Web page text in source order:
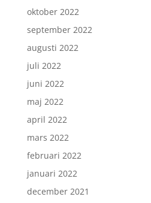
oktober 2022
september 2022
augusti 2022
juli 2022
juni 2022
maj 2022
april 2022
mars 2022
februari 2022
januari 2022
december 2021